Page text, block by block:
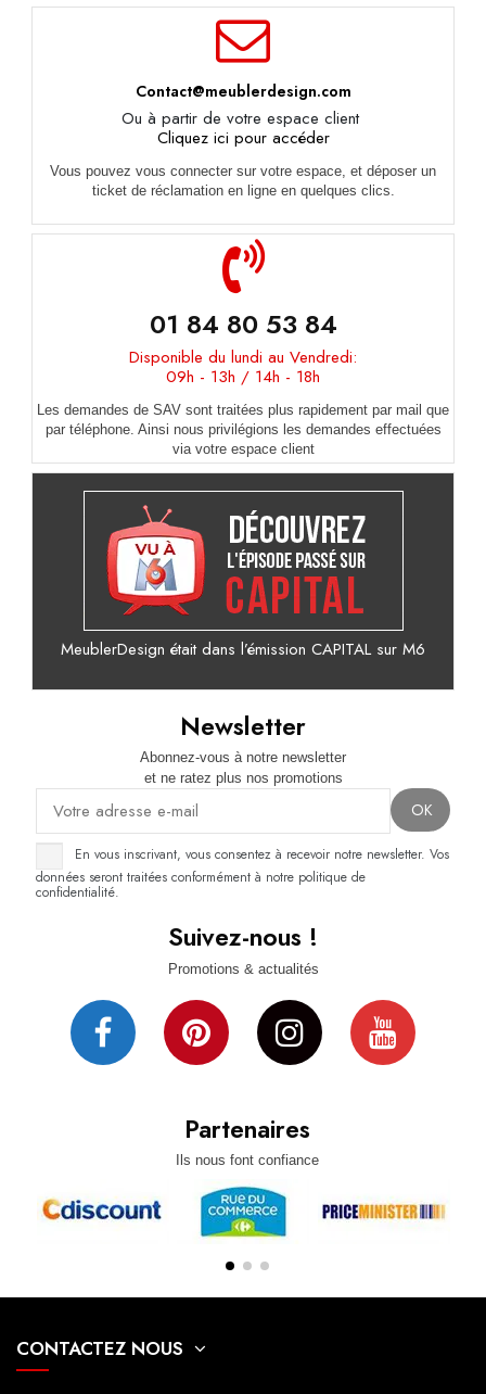
Contact@meublerdesign.com
Ou à partir de votre espace client
Cliquez ici pour accéder
Vous pouvez vous connecter sur votre espace, et déposer un
ticket de réclamation en ligne en quelques clics.
01 84 80 53 84
Disponible du lundi au Vendredi:
09h - 13h / 14h - 18h
Les demandes de SAV sont traitées plus rapidement par mail que
par téléphone. Ainsi nous privilégions les demandes effectuées
via votre espace client
MeublerDesign était dans l’émission CAPITAL sur M6
Partenaires
Ils nous font confiance
Suivez-nous !
Promotions & actualités
Newsletter
Abonnez-vous à notre newsletter
et ne ratez plus nos promotions
En vous inscrivant, vous consentez à recevoir notre newsletter. Vos
données seront traitées conformément à notre politique de
confidentialité.
CONTACTEZ NOUS